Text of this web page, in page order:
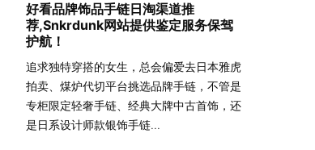
好看品牌饰品手链日淘渠道推
荐,Snkrdunk网站提供鉴定服务保驾
护航！
追求独特穿搭的女生，总会偏爱去日本雅虎
拍卖、煤炉代切平台挑选品牌手链，不管是
专柜限定轻奢手链、经典大牌中古首饰，还
是日系设计师款银饰手链...